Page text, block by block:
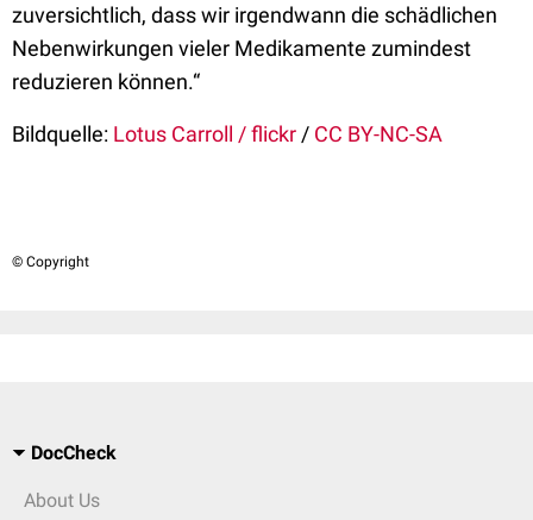
zuversichtlich, dass wir irgendwann die schädlichen
Nebenwirkungen vieler Medikamente zumindest
reduzieren können.“
Bildquelle: Lotus Carroll / flickr / CC BY-NC-SA
© Copyright
DocCheck
About Us